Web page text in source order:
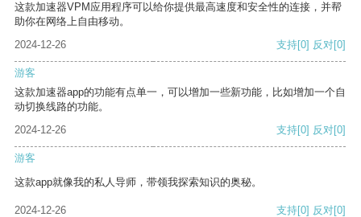
这款加速器VPM应用程序可以给你提供最高速度和安全性的连接，并帮
助你在网络上自由移动。
2024-12-26
支持[0] 反对[0]
游客
这款加速器app的功能有点单一，可以增加一些新功能，比如增加一个自
动切换线路的功能。
2024-12-26
支持[0] 反对[0]
游客
这款app就像我的私人导师，带领我探索知识的奥秘。
2024-12-26 支持[0] 反对[0]